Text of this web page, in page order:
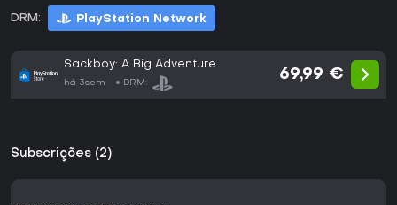
DRM: PlayStation Network
Sackboy: A Big Adventure
há 3sem DRM:
69,99 €
Subscrições (2)